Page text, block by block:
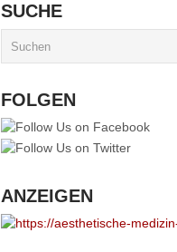
SUCHE
FOLGEN
ANZEIGEN